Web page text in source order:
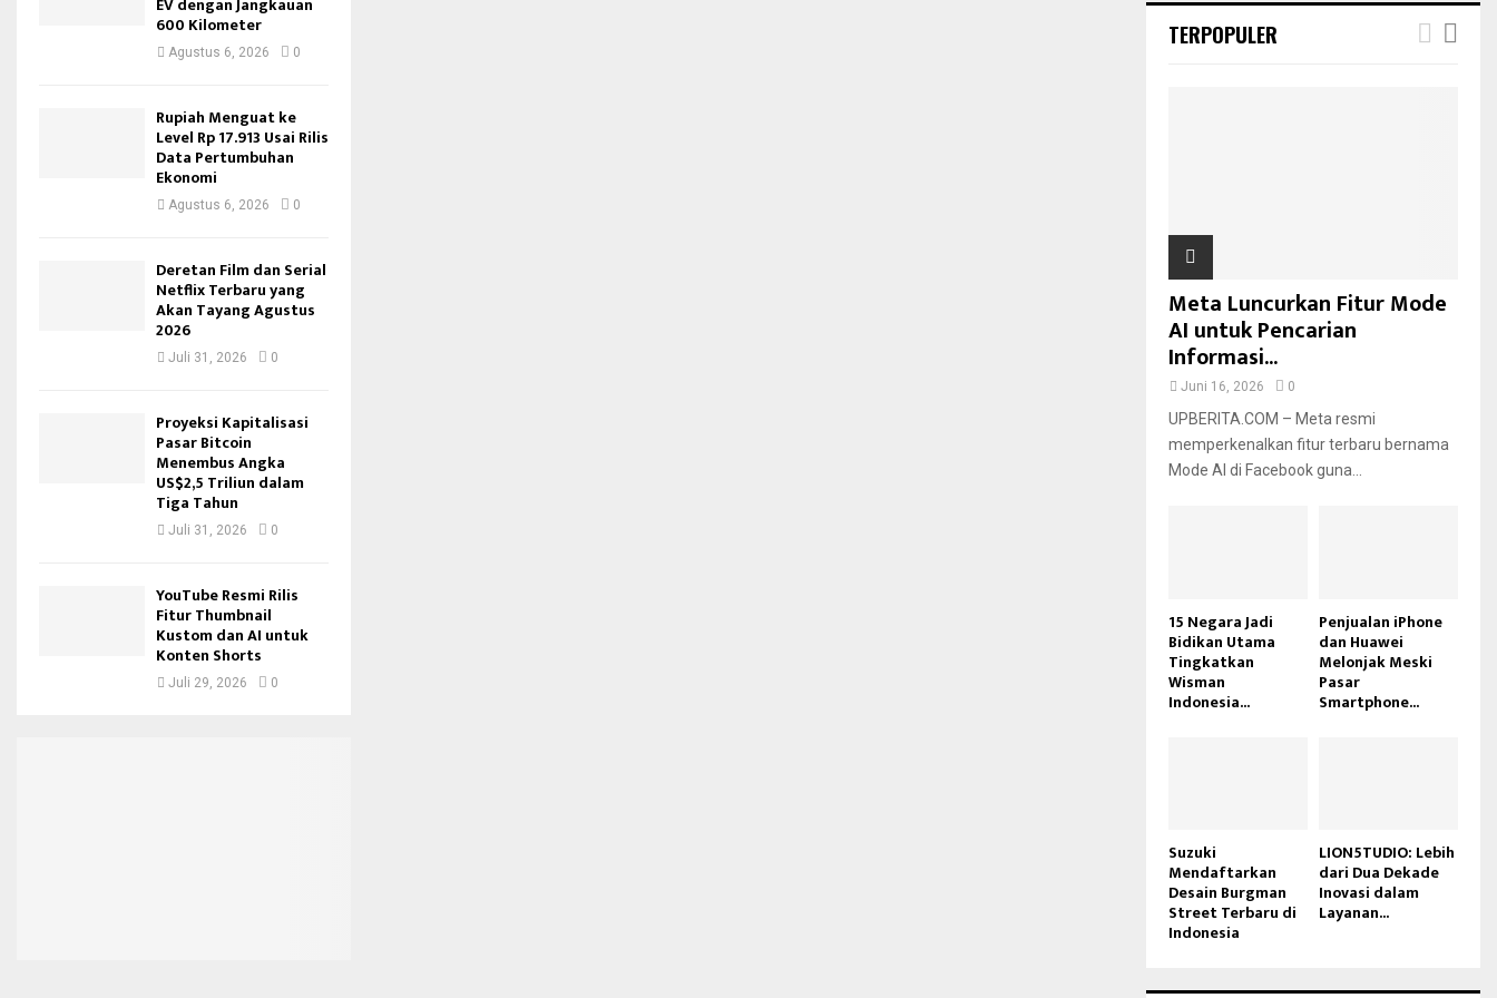
600 Kilometer
Agustus 6, 2026 0
Rupiah Menguat ke
Level Rp 17.913 Usai Rilis
Data Pertumbuhan
Ekonomi
Agustus 6, 2026 0
Deretan Film dan Serial
Netflix Terbaru yang
Akan Tayang Agustus
2026
Juli 31, 2026 0
Proyeksi Kapitalisasi
Pasar Bitcoin
Menembus Angka
US$2,5 Triliun dalam
Tiga Tahun
Juli 31, 2026 0
YouTube Resmi Rilis
Fitur Thumbnail
Kustom dan AI untuk
Konten Shorts
Juli 29, 2026 0
TERPOPULER
Meta Luncurkan Fitur Mode
AI untuk Pencarian
Informasi...
Juni 16, 2026 0
UPBERITA.COM – Meta resmi
memperkenalkan fitur terbaru bernama
Mode AI di Facebook guna...
15 Negara Jadi
Bidikan Utama
Tingkatkan
Wisman
Indonesia...
Penjualan iPhone
dan Huawei
Melonjak Meski
Pasar
Smartphone...
Suzuki
Mendaftarkan
Desain Burgman
Street Terbaru di
Indonesia
LION5TUDIO: Lebih
dari Dua Dekade
Inovasi dalam
Layanan...